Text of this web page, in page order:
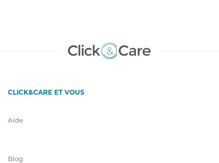
CLICK&CARE ET VOUS
Aide
Blog